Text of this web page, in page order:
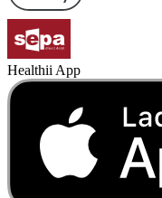
Healthii App